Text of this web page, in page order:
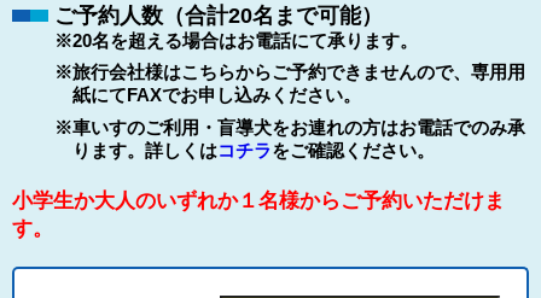
ご予約人数（合計20名まで可能）
※20名を超える場合はお電話にて承ります。
※旅行会社様はこちらからご予約できませんので、専用用
紙にてFAXでお申し込みください。
※車いすのご利用・盲導犬をお連れの方はお電話でのみ承
ります。詳しくはコチラをご確認ください。
小学生か大人のいずれか１名様からご予約いただけま
す。